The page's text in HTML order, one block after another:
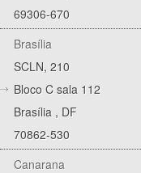
69306-670
Brasília
SCLN, 210
Bloco C sala 112
Brasília , DF
70862-530
Canarana